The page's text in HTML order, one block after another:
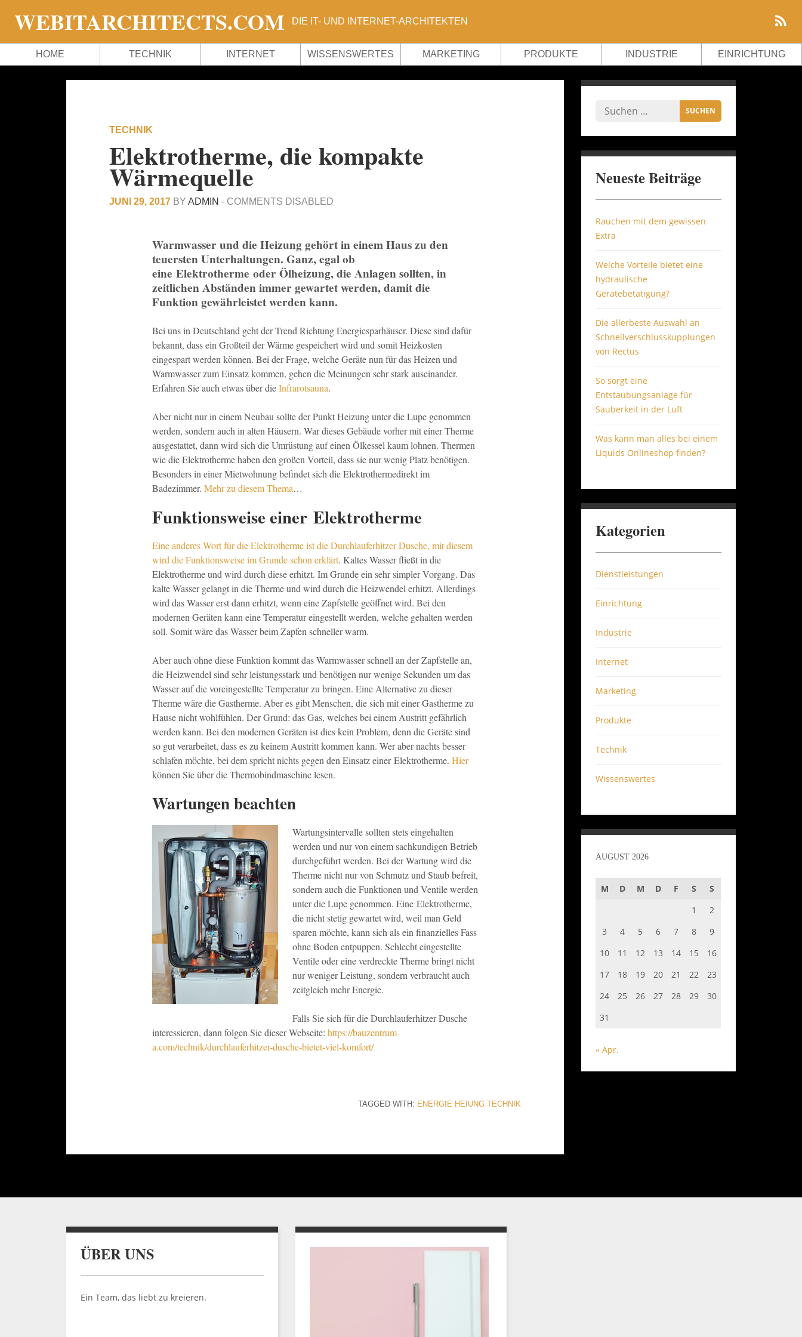
WEBITARCHITECTS.COM DIE IT- UND INTERNET-ARCHITEKTEN
HOME TECHNIK INTERNET WISSENSWERTES MARKETING PRODUKTE INDUSTRIE EINRICHTUNG
TECHNIK
Elektrotherme, die kompakte
Wärmequelle
JUNI 29, 2017 BY ADMIN - COMMENTS DISABLED
Warmwasser und die Heizung gehört in einem Haus zu den
teuersten Unterhaltungen. Ganz, egal ob
eine Elektrotherme oder Ölheizung, die Anlagen sollten, in
zeitlichen Abständen immer gewartet werden, damit die
Funktion gewährleistet werden kann.
Bei uns in Deutschland geht der Trend Richtung Energiesparhäuser. Diese sind dafür
bekannt, dass ein Großteil der Wärme gespeichert wird und somit Heizkosten
eingespart werden können. Bei der Frage, welche Geräte nun für das Heizen und
Warmwasser zum Einsatz kommen, gehen die Meinungen sehr stark auseinander.
Erfahren Sie auch etwas über dieInfrarotsauna.
Aber nicht nur in einem Neubau sollte der Punkt Heizung unter die Lupe genommen
werden, sondern auch in alten Häusern. War dieses Gebäude vorher mit einer Therme
ausgestattet, dann wird sich die Umrüstung auf einen Ölkessel kaum lohnen. Thermen
wie die Elektrotherme haben den großen Vorteil, dass sie nur wenig Platz benötigen.
Besonders in einer Mietwohnung befindet sich die Elektrothermedirekt im
Badezimmer. Mehr zu diesem Thema…
Funktionsweise einer Elektrotherme
Eine anderes Wort für die Elektrotherme ist die Durchlauferhitzer Dusche, mit diesem
wird die Funktionsweise im Grunde schon erklärt. Kaltes Wasser fließt in die
Elektrotherme und wird durch diese erhitzt. Im Grunde ein sehr simpler Vorgang. Das
kalte Wasser gelangt in die Therme und wird durch die Heizwendel erhitzt. Allerdings
wird das Wasser erst dann erhitzt, wenn eine Zapfstelle geöffnet wird. Bei den
modernen Geräten kann eine Temperatur eingestellt werden, welche gehalten werden
soll. Somit wäre das Wasser beim Zapfen schneller warm.
Aber auch ohne diese Funktion kommt das Warmwasser schnell an der Zapfstelle an,
die Heizwendel sind sehr leistungsstark und benötigen nur wenige Sekunden um das
Wasser auf die voreingestellte Temperatur zu bringen. Eine Alternative zu dieser
Therme wäre die Gastherme. Aber es gibt Menschen, die sich mit einer Gastherme zu
Hause nicht wohlfühlen. Der Grund: das Gas, welches bei einem Austritt gefährlich
werden kann. Bei den modernen Geräten ist dies kein Problem, denn die Geräte sind
so gut verarbeitet, dass es zu keinem Austritt kommen kann. Wer aber nachts besser
schlafen möchte, bei dem spricht nichts gegen den Einsatz einer Elektrotherme. Hier
können Sie über die Thermobindmaschine lesen.
Wartungen beachten
Wartungsintervalle sollten stets eingehalten
werden und nur von einem sachkundigen Betrieb
durchgeführt werden. Bei der Wartung wird die
Therme nicht nur von Schmutz und Staub befreit,
sondern auch die Funktionen und Ventile werden
unter die Lupe genommen. Eine Elektrotherme,
die nicht stetig gewartet wird, weil man Geld
sparen möchte, kann sich als ein finanzielles Fass
ohne Boden entpuppen. Schlecht eingestellte
Ventile oder eine verdreckte Therme bringt nicht
nur weniger Leistung, sondern verbraucht auch
zeitgleich mehr Energie.
Falls Sie sich für die Durchlauferhitzer Dusche
interessieren, dann folgen Sie dieser Webseite: https://bauzentrum-
a.com/technik/durchlauferhitzer-dusche-bietet-viel-komfort/
TAGGED WITH: ENERGIE HEIUNG TECHNIK
Neueste Beiträge
Rauchen mit dem gewissen
Extra
Welche Vorteile bietet eine
hydraulische
Gerätebetätigung?
Die allerbeste Auswahl an
Schnellverschlusskupplungen
von Rectus
So sorgt eine
Entstaubungsanlage für
Sauberkeit in der Luft
Was kann man alles bei einem
Liquids Onlineshop finden?
Kategorien
Dienstleistungen
Einrichtung
Industrie
Internet
Marketing
Produkte
Technik
Wissenswertes
AUGUST 2026
M D M D F S
S
1
2
3
4 5 6 7 8
9
10
11 12 13 14 15
16
17
18 19 20 21 22
23
24
25 26 27 28 29
30
31
« Apr.
ÜBER UNS
Ein Team, das liebt zu kreieren.